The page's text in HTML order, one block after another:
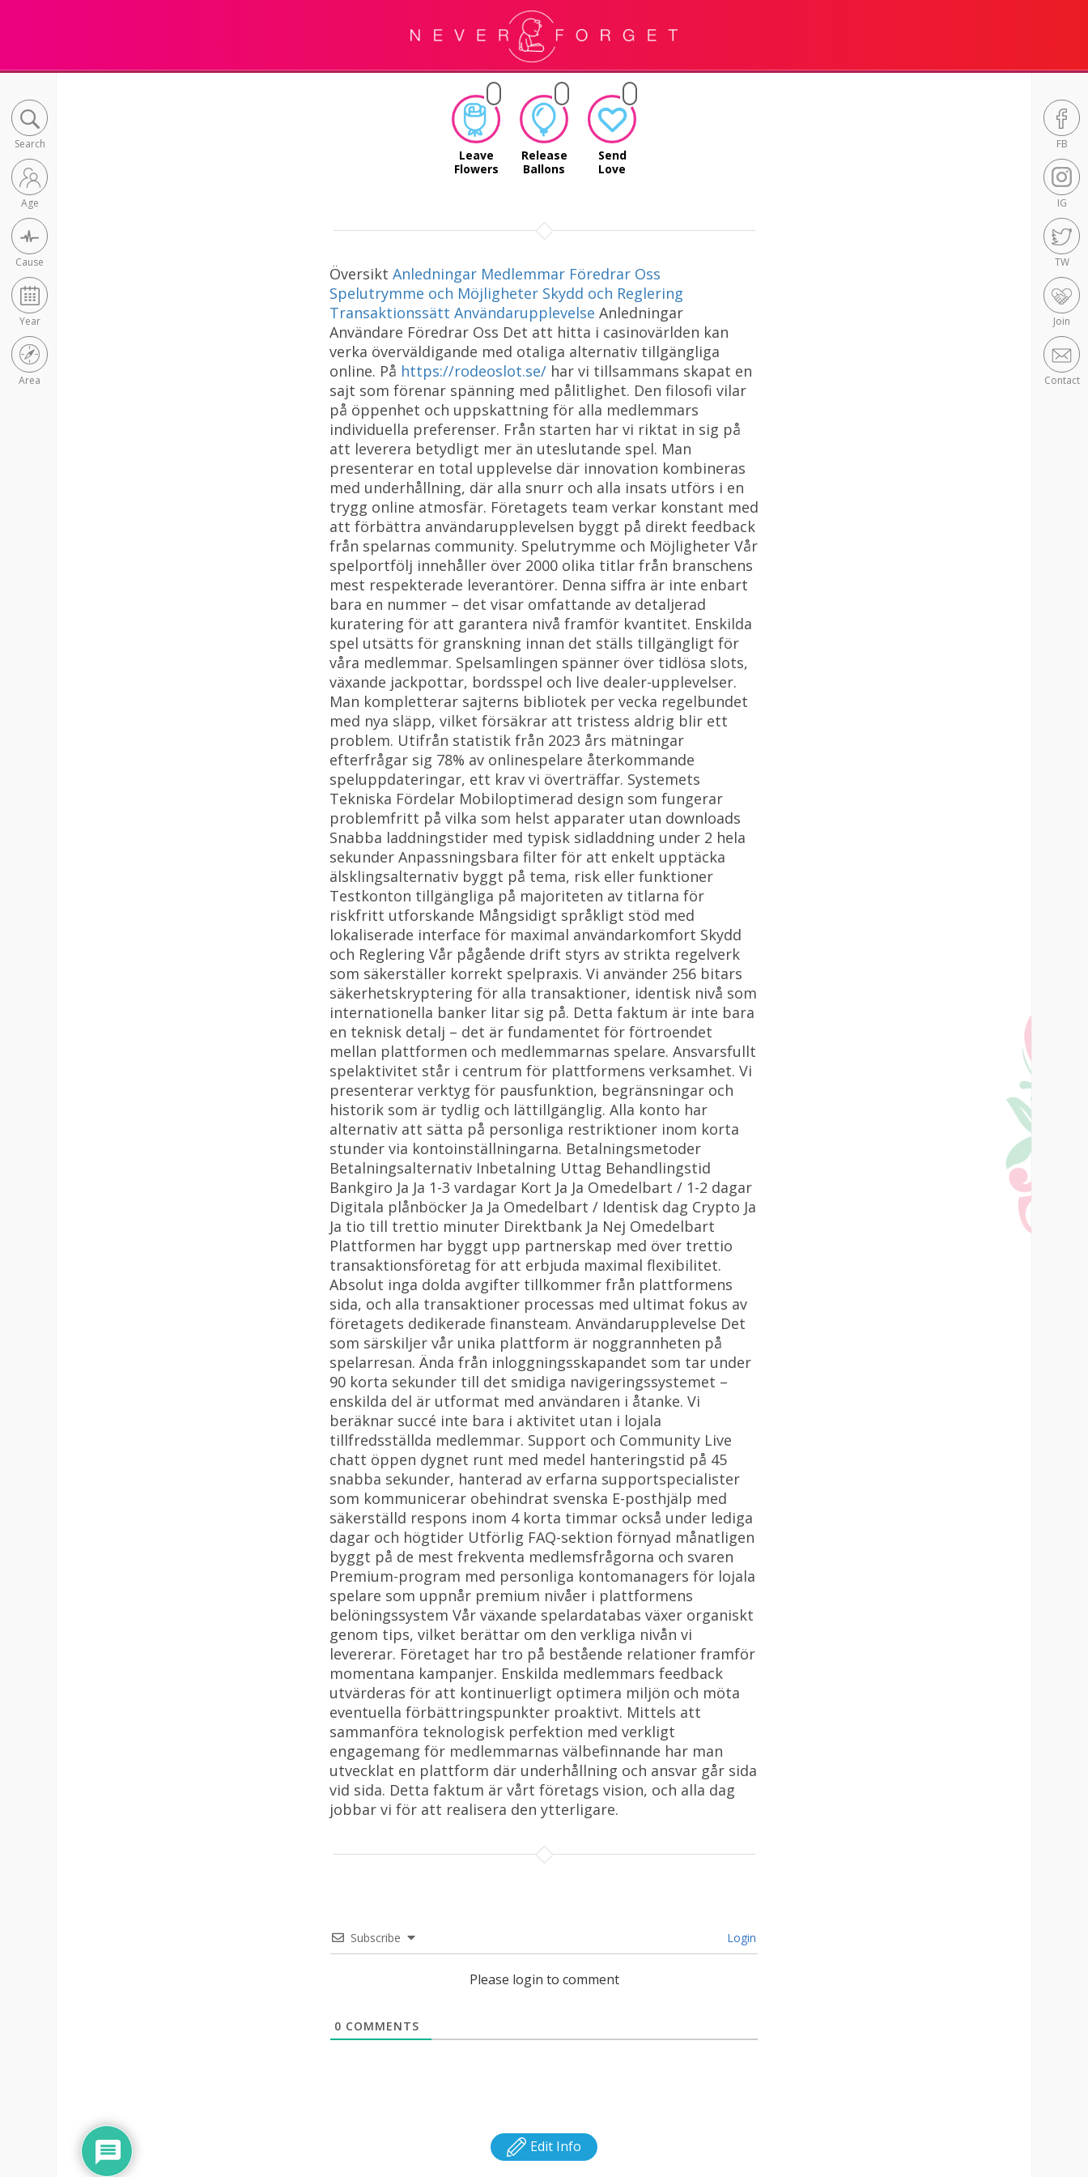
Search
Age
Cause
Year
Area
FB
IG
TW
Join
Contact
Leave
Flowers
Release
Ballons
Send
Love
Översikt Anledningar Medlemmar Föredrar Oss
Spelutrymme och Möjligheter Skydd och Reglering
Transaktionssätt Användarupplevelse Anledningar
Användare Föredrar Oss Det att hitta i casinovärlden kan
verka överväldigande med otaliga alternativ tillgängliga
online. På https://rodeoslot.se/ har vi tillsammans skapat en
sajt som förenar spänning med pålitlighet. Den filosofi vilar
på öppenhet och uppskattning för alla medlemmars
individuella preferenser. Från starten har vi riktat in sig på
att leverera betydligt mer än uteslutande spel. Man
presenterar en total upplevelse där innovation kombineras
med underhållning, där alla snurr och alla insats utförs i en
trygg online atmosfär. Företagets team verkar konstant med
att förbättra användarupplevelsen byggt på direkt feedback
från spelarnas community. Spelutrymme och Möjligheter Vår
spelportfölj innehåller över 2000 olika titlar från branschens
mest respekterade leverantörer. Denna siffra är inte enbart
bara en nummer – det visar omfattande av detaljerad
kuratering för att garantera nivå framför kvantitet. Enskilda
spel utsätts för granskning innan det ställs tillgängligt för
våra medlemmar. Spelsamlingen spänner över tidlösa slots,
växande jackpottar, bordsspel och live dealer-upplevelser.
Man kompletterar sajterns bibliotek per vecka regelbundet
med nya släpp, vilket försäkrar att tristess aldrig blir ett
problem. Utifrån statistik från 2023 års mätningar
efterfrågar sig 78% av onlinespelare återkommande
speluppdateringar, ett krav vi överträffar. Systemets
Tekniska Fördelar Mobiloptimerad design som fungerar
problemfritt på vilka som helst apparater utan downloads
Snabba laddningstider med typisk sidladdning under 2 hela
sekunder Anpassningsbara filter för att enkelt upptäcka
älsklingsalternativ byggt på tema, risk eller funktioner
Testkonton tillgängliga på majoriteten av titlarna för
riskfritt utforskande Mångsidigt språkligt stöd med
lokaliserade interface för maximal användarkomfort Skydd
och Reglering Vår pågående drift styrs av strikta regelverk
som säkerställer korrekt spelpraxis. Vi använder 256 bitars
säkerhetskryptering för alla transaktioner, identisk nivå som
internationella banker litar sig på. Detta faktum är inte bara
en teknisk detalj – det är fundamentet för förtroendet
mellan plattformen och medlemmarnas spelare. Ansvarsfullt
spelaktivitet står i centrum för plattformens verksamhet. Vi
presenterar verktyg för pausfunktion, begränsningar och
historik som är tydlig och lättillgänglig. Alla konto har
alternativ att sätta på personliga restriktioner inom korta
stunder via kontoinställningarna. Betalningsmetoder
Betalningsalternativ Inbetalning Uttag Behandlingstid
Bankgiro Ja Ja 1-3 vardagar Kort Ja Ja Omedelbart / 1-2 dagar
Digitala plånböcker Ja Ja Omedelbart / Identisk dag Crypto Ja
Ja tio till trettio minuter Direktbank Ja Nej Omedelbart
Plattformen har byggt upp partnerskap med över trettio
transaktionsföretag för att erbjuda maximal flexibilitet.
Absolut inga dolda avgifter tillkommer från plattformens
sida, och alla transaktioner processas med ultimat fokus av
företagets dedikerade finansteam. Användarupplevelse Det
som särskiljer vår unika plattform är noggrannheten på
spelarresan. Ända från inloggningsskapandet som tar under
90 korta sekunder till det smidiga navigeringssystemet –
enskilda del är utformat med användaren i åtanke. Vi
beräknar succé inte bara i aktivitet utan i lojala
tillfredsställda medlemmar. Support och Community Live
chatt öppen dygnet runt med medel hanteringstid på 45
snabba sekunder, hanterad av erfarna supportspecialister
som kommunicerar obehindrat svenska E-posthjälp med
säkerställd respons inom 4 korta timmar också under lediga
dagar och högtider Utförlig FAQ-sektion förnyad månatligen
byggt på de mest frekventa medlemsfrågorna och svaren
Premium-program med personliga kontomanagers för lojala
spelare som uppnår premium nivåer i plattformens
belöningssystem Vår växande spelardatabas växer organiskt
genom tips, vilket berättar om den verkliga nivån vi
levererar. Företaget har tro på bestående relationer framför
momentana kampanjer. Enskilda medlemmars feedback
utvärderas för att kontinuerligt optimera miljön och möta
eventuella förbättringspunkter proaktivt. Mittels att
sammanföra teknologisk perfektion med verkligt
engagemang för medlemmarnas välbefinnande har man
utvecklat en plattform där underhållning och ansvar går sida
vid sida. Detta faktum är vårt företags vision, och alla dag
jobbar vi för att realisera den ytterligare.
Subscribe Login
Please login to comment
0 COMMENTS
Edit Info